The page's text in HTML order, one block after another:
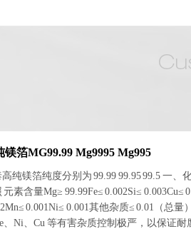
镁箔MG99.99 Mg9995 Mg995
高纯镁箔纯度分别为 99.99 99.95 99.5 一、
元素含量Mg≥ 99.99Fe≤ 0.002Si≤ 0.003Cu≤
0.001Ni≤ 0.001其他杂质≤ 0.01（总量
、Ni、Cu 等有害杂质控制极严，以保证耐